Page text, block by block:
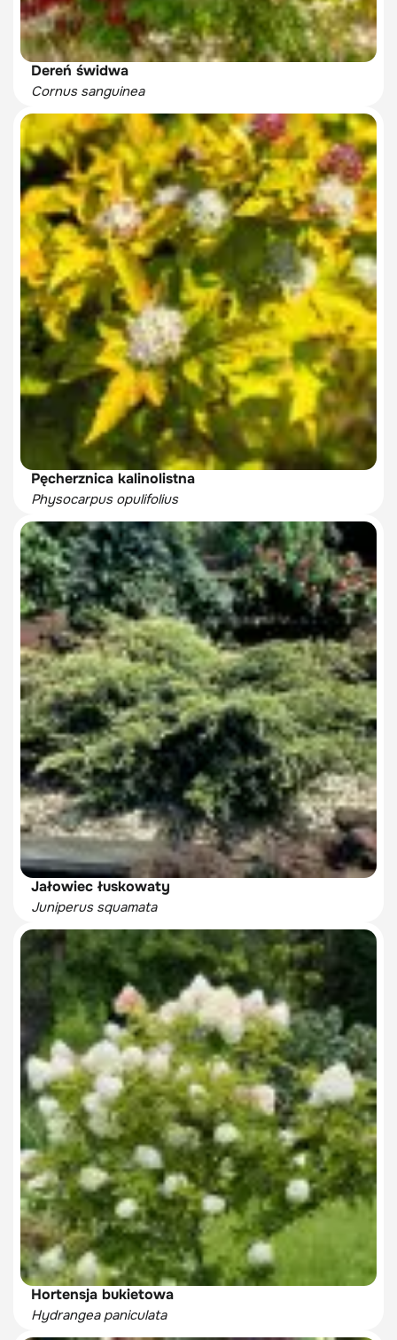
Dereń świdwa
Cornus sanguinea
Pęcherznica kalinolistna
Physocarpus opulifolius
Jałowiec łuskowaty
Juniperus squamata
Hortensja bukietowa
Hydrangea paniculata